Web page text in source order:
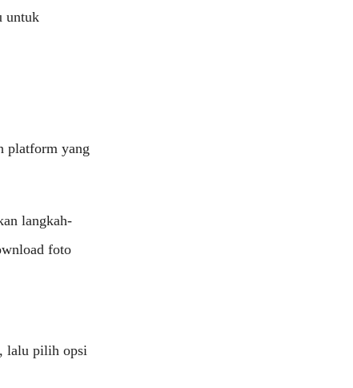
untuk
platform yang
langkah-
foto
lalu pilih opsi